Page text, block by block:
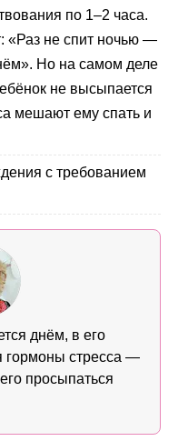
по 1–2 часа.
«Раз не спит ночью —
Но на самом деле
не высыпается
мешают ему спать и
с требованием
днём, в его
гормоны стресса —
просыпаться